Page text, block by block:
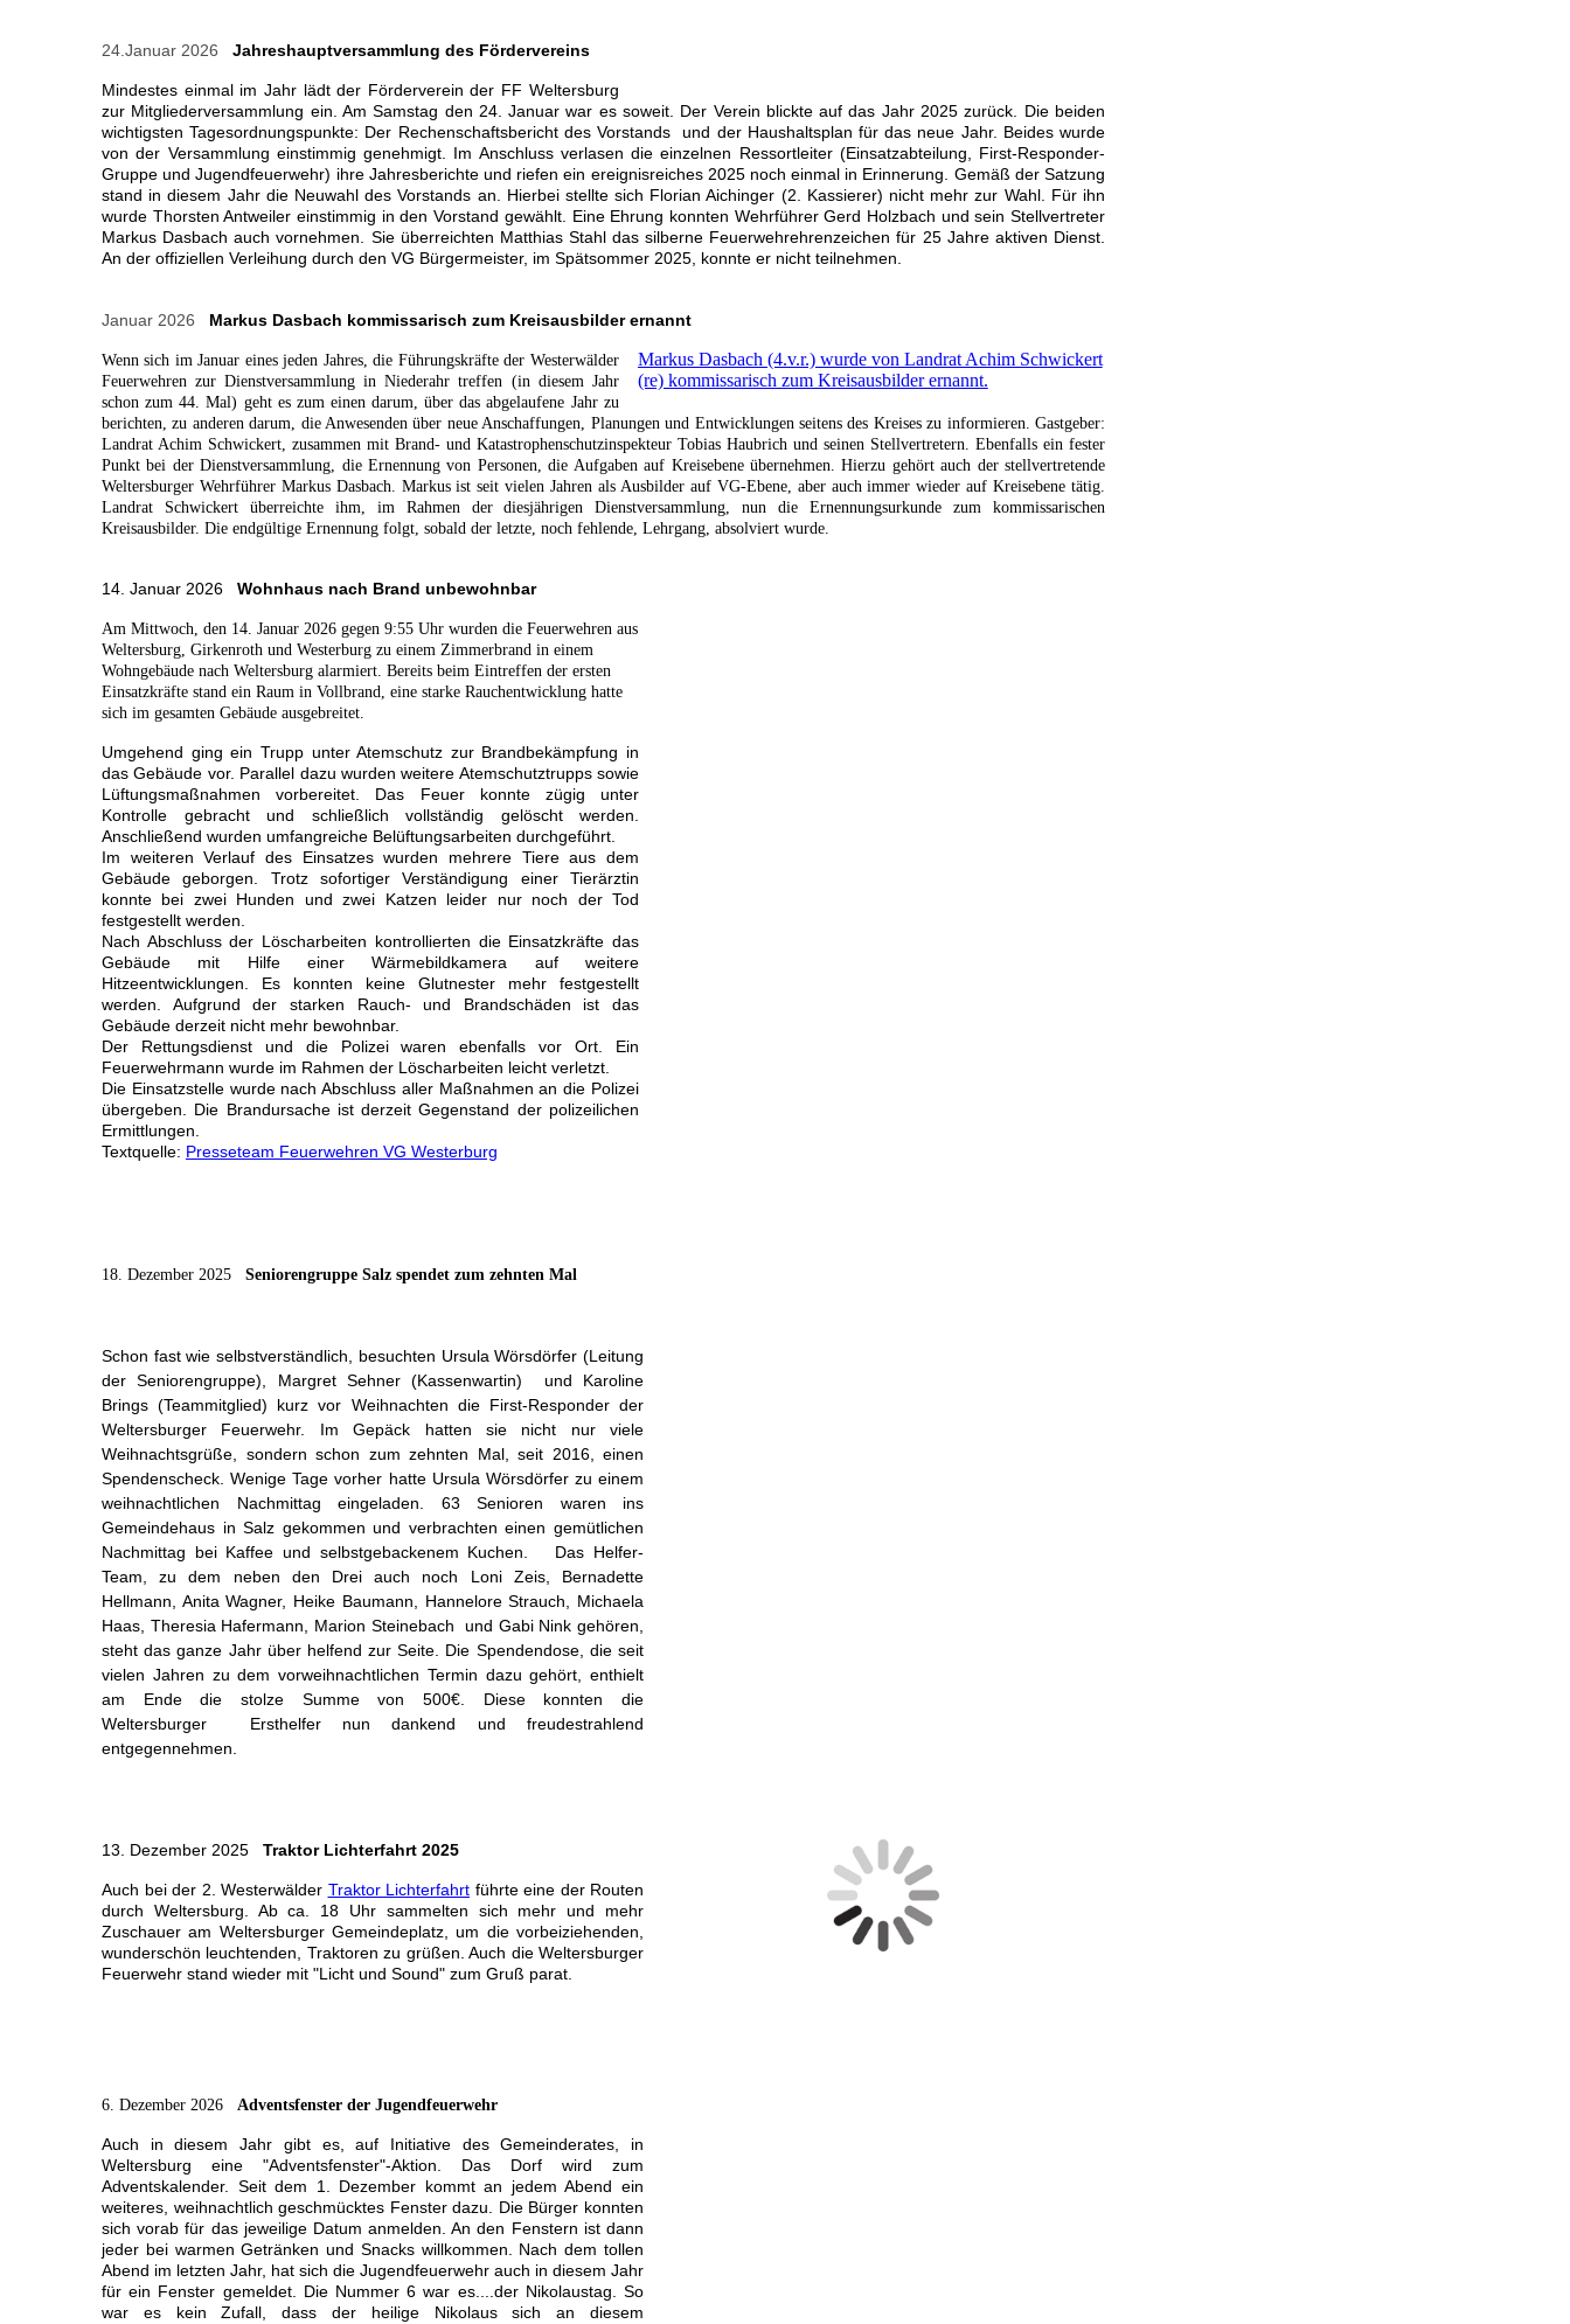
24.Januar 2026 Jahreshauptversammlung des Fördervereins
Mindestes einmal im Jahr lädt der Förderverein der FF Weltersburg
zur Mitgliederversammlung ein. Am Samstag den 24. Januar war es soweit. Der Verein blickte auf das Jahr 2025 zurück. Die beiden
wichtigsten Tagesordnungspunkte: Der Rechenschaftsbericht des Vorstands und der Haushaltsplan für das neue Jahr. Beides wurde
von der Versammlung einstimmig genehmigt. Im Anschluss verlasen die einzelnen Ressortleiter (Einsatzabteilung, First-Responder-
Gruppe und Jugendfeuerwehr) ihre Jahresberichte und riefen ein ereignisreiches 2025 noch einmal in Erinnerung. Gemäß der Satzung
stand in diesem Jahr die Neuwahl des Vorstands an. Hierbei stellte sich Florian Aichinger (2. Kassierer) nicht mehr zur Wahl. Für ihn
wurde Thorsten Antweiler einstimmig in den Vorstand gewählt. Eine Ehrung konnten Wehrführer Gerd Holzbach und sein Stellvertreter
Markus Dasbach auch vornehmen. Sie überreichten Matthias Stahl das silberne Feuerwehrehrenzeichen für 25 Jahre aktiven Dienst.
An der offiziellen Verleihung durch den VG Bürgermeister, im Spätsommer 2025, konnte er nicht teilnehmen.
Januar 2026 Markus Dasbach kommissarisch zum Kreisausbilder ernannt
Markus Dasbach (4.v.r.) wurde von Landrat Achim Schwickert
(re) kommissarisch zum Kreisausbilder ernannt.
Wenn sich im Januar eines jeden Jahres, die Führungskräfte der Westerwälder
Feuerwehren zur Dienstversammlung in Niederahr treffen (in diesem Jahr
schon zum 44. Mal) geht es zum einen darum, über das abgelaufene Jahr zu
berichten, zu anderen darum, die Anwesenden über neue Anschaffungen, Planungen und Entwicklungen seitens des Kreises zu informieren. Gastgeber:
Landrat Achim Schwickert, zusammen mit Brand- und Katastrophenschutzinspekteur Tobias Haubrich und seinen Stellvertretern. Ebenfalls ein fester
Punkt bei der Dienstversammlung, die Ernennung von Personen, die Aufgaben auf Kreisebene übernehmen. Hierzu gehört auch der stellvertretende
Weltersburger Wehrführer Markus Dasbach. Markus ist seit vielen Jahren als Ausbilder auf VG-Ebene, aber auch immer wieder auf Kreisebene tätig.
Landrat Schwickert überreichte ihm, im Rahmen der diesjährigen Dienstversammlung, nun die Ernennungsurkunde zum kommissarischen
Kreisausbilder. Die endgültige Ernennung folgt, sobald der letzte, noch fehlende, Lehrgang, absolviert wurde.
14. Januar 2026 Wohnhaus nach Brand unbewohnbar
Am Mittwoch, den 14. Januar 2026 gegen 9:55 Uhr wurden die Feuerwehren aus
Weltersburg, Girkenroth und Westerburg zu einem Zimmerbrand in einem
Wohngebäude nach Weltersburg alarmiert. Bereits beim Eintreffen der ersten
Einsatzkräfte stand ein Raum in Vollbrand, eine starke Rauchentwicklung hatte
sich im gesamten Gebäude ausgebreitet.
Umgehend ging ein Trupp unter Atemschutz zur Brandbekämpfung in
das Gebäude vor. Parallel dazu wurden weitere Atemschutztrupps sowie
Lüftungsmaßnahmen vorbereitet. Das Feuer konnte zügig unter
Kontrolle gebracht und schließlich vollständig gelöscht werden.
Anschließend wurden umfangreiche Belüftungsarbeiten durchgeführt.
Im weiteren Verlauf des Einsatzes wurden mehrere Tiere aus dem
Gebäude geborgen. Trotz sofortiger Verständigung einer Tierärztin
konnte bei zwei Hunden und zwei Katzen leider nur noch der Tod
festgestellt werden.
Nach Abschluss der Löscharbeiten kontrollierten die Einsatzkräfte das
Gebäude mit Hilfe einer Wärmebildkamera auf weitere
Hitzeentwicklungen. Es konnten keine Glutnester mehr festgestellt
werden. Aufgrund der starken Rauch- und Brandschäden ist das
Gebäude derzeit nicht mehr bewohnbar.
Der Rettungsdienst und die Polizei waren ebenfalls vor Ort. Ein
Feuerwehrmann wurde im Rahmen der Löscharbeiten leicht verletzt.
Die Einsatzstelle wurde nach Abschluss aller Maßnahmen an die Polizei
übergeben. Die Brandursache ist derzeit Gegenstand der polizeilichen
Ermittlungen.
Textquelle: Presseteam Feuerwehren VG Westerburg
18. Dezember 2025 Seniorengruppe Salz spendet zum zehnten Mal
Schon fast wie selbstverständlich, besuchten Ursula Wörsdörfer (Leitung
der Seniorengruppe), Margret Sehner (Kassenwartin) und Karoline
Brings (Teammitglied) kurz vor Weihnachten die First-Responder der
Weltersburger Feuerwehr. Im Gepäck hatten sie nicht nur viele
Weihnachtsgrüße, sondern schon zum zehnten Mal, seit 2016, einen
Spendenscheck. Wenige Tage vorher hatte Ursula Wörsdörfer zu einem
weihnachtlichen Nachmittag eingeladen. 63 Senioren waren ins
Gemeindehaus in Salz gekommen und verbrachten einen gemütlichen
Nachmittag bei Kaffee und selbstgebackenem Kuchen. Das Helfer-
Team, zu dem neben den Drei auch noch Loni Zeis, Bernadette
Hellmann, Anita Wagner, Heike Baumann, Hannelore Strauch, Michaela
Haas, Theresia Hafermann, Marion Steinebach und Gabi Nink gehören,
steht das ganze Jahr über helfend zur Seite. Die Spendendose, die seit
vielen Jahren zu dem vorweihnachtlichen Termin dazu gehört, enthielt
am Ende die stolze Summe von 500€. Diese konnten die
Weltersburger Ersthelfer nun dankend und freudestrahlend
entgegennehmen.
13. Dezember 2025 Traktor Lichterfahrt 2025
Auch bei der 2. Westerwälder Traktor Lichterfahrt führte eine der Routen
durch Weltersburg. Ab ca. 18 Uhr sammelten sich mehr und mehr
Zuschauer am Weltersburger Gemeindeplatz, um die vorbeiziehenden,
wunderschön leuchtenden, Traktoren zu grüßen. Auch die Weltersburger
Feuerwehr stand wieder mit "Licht und Sound" zum Gruß parat.
6. Dezember 2026 Adventsfenster der Jugendfeuerwehr
Auch in diesem Jahr gibt es, auf Initiative des Gemeinderates, in
Weltersburg eine "Adventsfenster"-Aktion. Das Dorf wird zum
Adventskalender. Seit dem 1. Dezember kommt an jedem Abend ein
weiteres, weihnachtlich geschmücktes Fenster dazu. Die Bürger konnten
sich vorab für das jeweilige Datum anmelden. An den Fenstern ist dann
jeder bei warmen Getränken und Snacks willkommen. Nach dem tollen
Abend im letzten Jahr, hat sich die Jugendfeuerwehr auch in diesem Jahr
für ein Fenster gemeldet. Die Nummer 6 war es....der Nikolaustag. So
war es kein Zufall, dass der heilige Nikolaus sich an diesem